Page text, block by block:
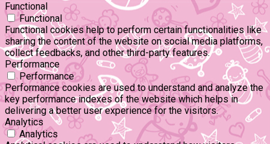
Functional
Functional
Functional cookies help to perform certain functionalities like
sharing the content of the website on social media platforms,
collect feedbacks, and other third-party features.
Performance
Performance
Performance cookies are used to understand and analyze the
key performance indexes of the website which helps in
delivering a better user experience for the visitors.
Analytics
Analytics